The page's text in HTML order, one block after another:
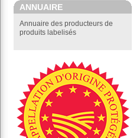
ANNUAIRE
Annuaire des producteurs de
produits labelisés